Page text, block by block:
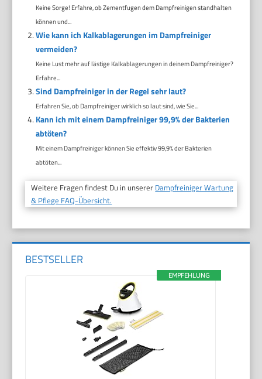
Keine Sorge! Erfahre, ob Zementfugen dem Dampfreinigen standhalten
können und...
Wie kann ich Kalkablagerungen im Dampfreiniger
vermeiden?
Keine Lust mehr auf lästige Kalkablagerungen in deinem Dampfreiniger?
Erfahre...
Sind Dampfreiniger in der Regel sehr laut?
Erfahren Sie, ob Dampfreiniger wirklich so laut sind, wie Sie...
Kann ich mit einem Dampfreiniger 99,9% der Bakterien
abtöten?
Mit einem Dampfreiniger können Sie effektiv 99,9% der Bakterien
abtöten...
Weitere Fragen findest Du in unserer Dampfreiniger Wartung
& Pflege FAQ-Übersicht.
BESTSELLER
EMPFEHLUNG